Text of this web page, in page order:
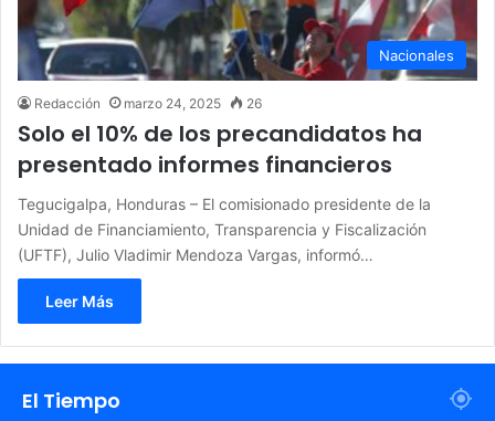
Nacionales
Redacción marzo 24, 2025 26
Solo el 10% de los precandidatos ha
presentado informes financieros
Tegucigalpa, Honduras – El comisionado presidente de la
Unidad de Financiamiento, Transparencia y Fiscalización
(UFTF), Julio Vladimir Mendoza Vargas, informó…
Leer Más
El Tiempo